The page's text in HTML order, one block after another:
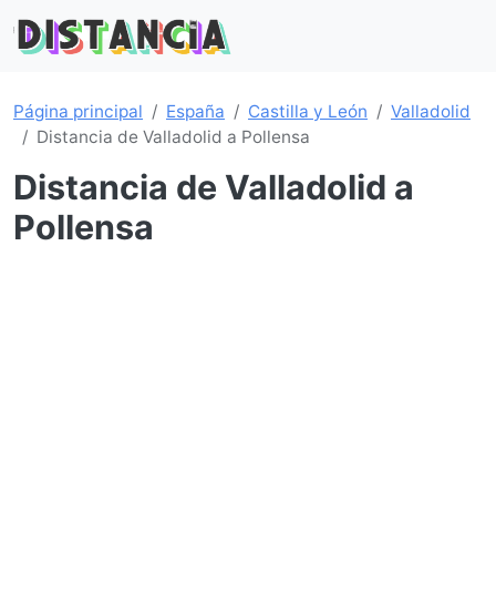
Página principal España Castilla y León
Valladolid
Distancia de Valladolid a Pollensa
Distancia de Valladolid a
Pollensa